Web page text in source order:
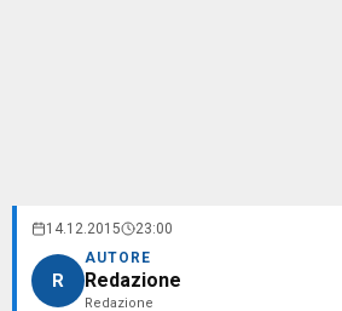
14.12.2015 23:00
R
AUTORE
Redazione
Redazione